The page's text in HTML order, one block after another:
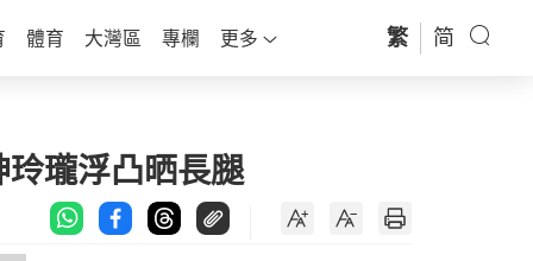
體育 大灣區 專欄 更多 繁 简
瓏浮凸晒長腿